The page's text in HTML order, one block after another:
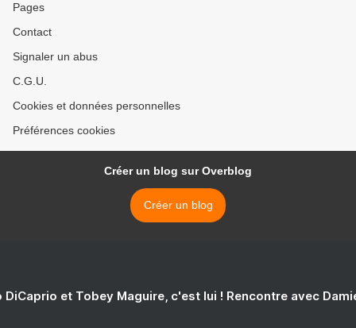
Pages
Contact
Signaler un abus
C.G.U.
Cookies et données personnelles
Préférences cookies
Créer un blog sur Overblog
Créer un blog
DiCaprio et Tobey Maguire, c'est lui ! Rencontre avec